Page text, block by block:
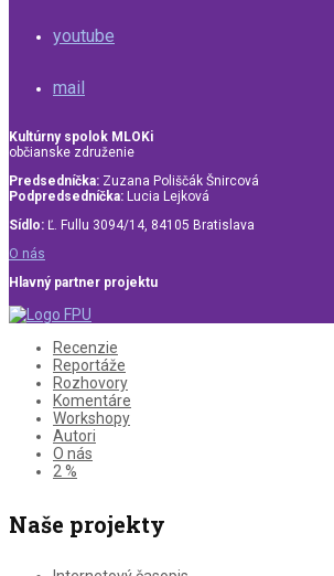
youtube
mail
Kultúrny spolok MLOKi
občianske združenie
Predsedníčka: Zuzana Poliščák Šnircová
Podpredsedníčka: Lucia Lejková
Sídlo: Ľ. Fullu 3094/14, 84105 Bratislava
O nás
Hlavný partner projektu
Recenzie
Reportáže
Rozhovory
Komentáre
Workshopy
Autori
O nás
2 %
Naše projekty